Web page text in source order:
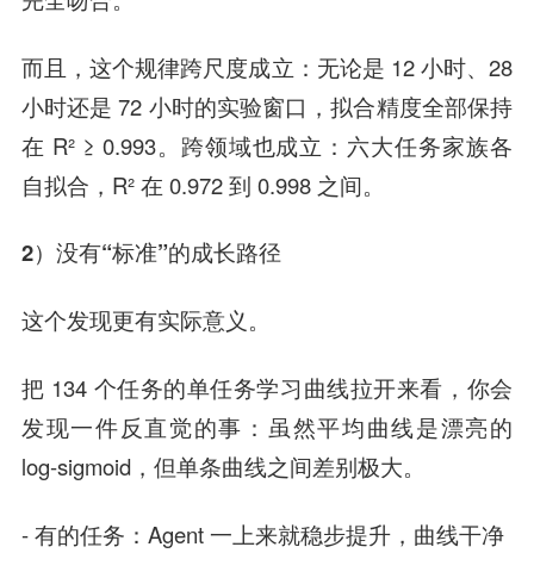
而且，这个规律跨尺度成立：无论是 12 小时、28
小时还是 72 小时的实验窗口，拟合精度全部保持
在 R² ≥ 0.993。跨领域也成立：六大任务家族各
自拟合，R² 在 0.972 到 0.998 之间。
2）没有“标准”的成长路径
这个发现更有实际意义。
把 134 个任务的单任务学习曲线拉开来看，你会
发现一件反直觉的事：虽然平均曲线是漂亮的
log-sigmoid，但单条曲线之间差别极大。
- 有的任务：Agent 一上来就稳步提升，曲线干净